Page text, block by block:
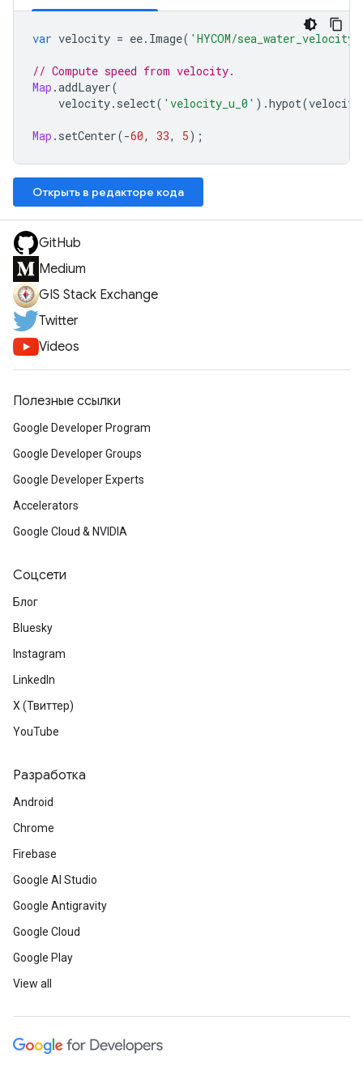
var velocity = ee. Image( 'HYCOM/sea_water_velocity/
// Compute speed from velocity.
Map .addLayer(
velocity. select( 'velocity_u_0' ).hypot(velocity
Map . setCenter(-60, 33, 5);
Открыть в редакторе кода
GitHub
Medium
GIS Stack Exchange
Twitter
Videos
Полезные ссылки
Google Developer Program
Google Developer Groups
Google Developer Experts
Accelerators
Google Cloud & NVIDIA
Соцсети
Блог
Bluesky
Instagram
LinkedIn
X (Твиттер)
YouTube
Разработка
Android
Chrome
Firebase
Google AI Studio
Google Antigravity
Google Cloud
Google Play
View all